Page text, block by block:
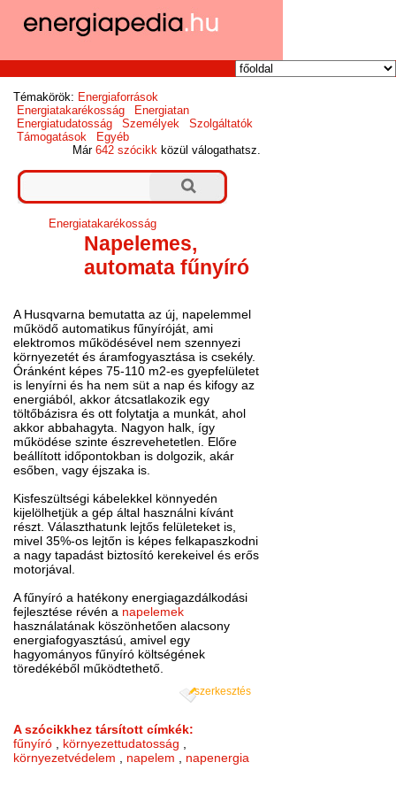
Témakörök: Energiaforrások
Energiatakarékosság
Energiatan
Energiatudatosság
Személyek
Szolgáltatók
Támogatások
Egyéb
Már642 szócikk közül válogathatsz.
Energiatakarékosság
Napelemes,
automata fűnyíró
A Husqvarna bemutatta az új, napelemmel
működő automatikus fűnyíróját, ami
elektromos működésével nem szennyezi
környezetét és áramfogyasztása is csekély.
Óránként képes 75-110 m2-es gyepfelületet
is lenyírni és ha nem süt a nap és kifogy az
energiából, akkor átcsatlakozik egy
töltőbázisra és ott folytatja a munkát, ahol
akkor abbahagyta. Nagyon halk, így
működése szinte észrevehetetlen. Előre
beállított időpontokban is dolgozik, akár
esőben, vagy éjszaka is.
Kisfeszültségi kábelekkel könnyedén
kijelölhetjük a gép által használni kívánt
részt. Választhatunk lejtős felületeket is,
mivel 35%-os lejtőn is képes felkapaszkodni
a nagy tapadást biztosító kerekeivel és erős
motorjával.
A fűnyíró a hatékony energiagazdálkodási
fejlesztése révén a napelemek
használatának köszönhetően alacsony
energiafogyasztású, amivel egy
hagyományos fűnyíró költségének
töredékéből működtethető.
szerkesztés
A szócikkhez társított címkék:
fűnyíró , környezettudatosság ,
környezetvédelem , napelem , napenergia